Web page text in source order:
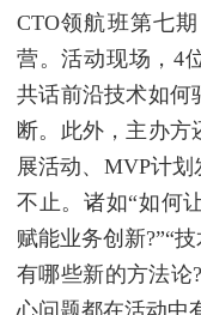
CTO领航班第七
营。活动现场，4
共话前沿技术如何
断。此外，主办方
展活动、MVP计
不止。诸如“如何
赋能业务创新?”“
有哪些新的方法论
心问题都在活动中